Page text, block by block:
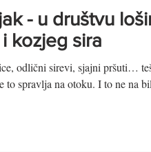
- u društvu
kozjeg sira
odlični sirevi, sjajni pršuti…
to spravlja na otoku. I to ne na